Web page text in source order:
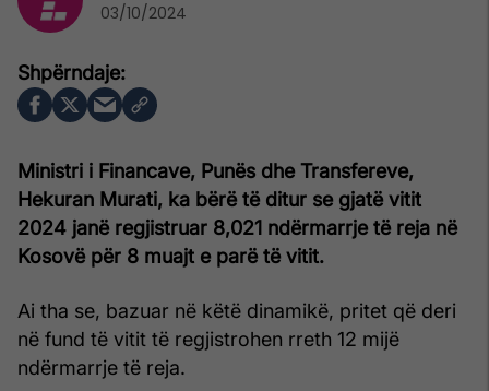
Ministri i Financave, Punës dhe Transfereve,
Hekuran Murati, ka bërë të ditur se gjatë vitit
2024 janë regjistruar 8,021 ndërmarrje të reja në
Kosovë për 8 muajt e parë të vitit.
Ai tha se, bazuar në këtë dinamikë, pritet që deri
në fund të vitit të regjistrohen rreth 12 mijë
ndërmarrje të reja.
03/10/2024